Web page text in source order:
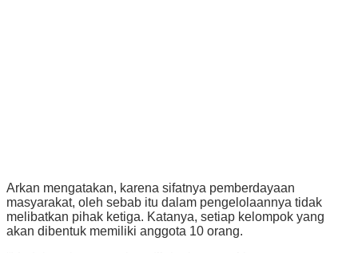
Arkan mengatakan, karena sifatnya pemberdayaan
masyarakat, oleh sebab itu dalam pengelolaannya tidak
melibatkan pihak ketiga. Katanya, setiap kelompok yang
akan dibentuk memiliki anggota 10 orang.